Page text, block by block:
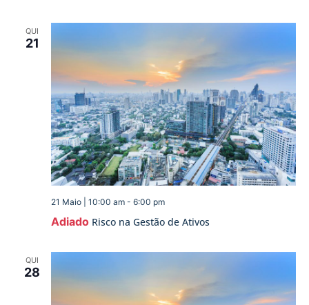
QUI
21
Adiado Risco na Gestão de Ativos
21 Maio | 10:00 am- 6:00 pm
QUI
28